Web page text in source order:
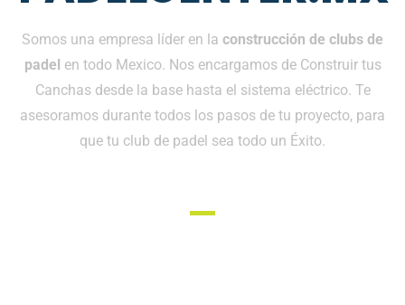
Somos una empresa líder en la construcción de clubs de
padel en todo Mexico. Nos encargamos de Construir tus
Canchas desde la base hasta el sistema eléctrico. Te
asesoramos durante todos los pasos de tu proyecto, para
que tu club de padel sea todo un Éxito.